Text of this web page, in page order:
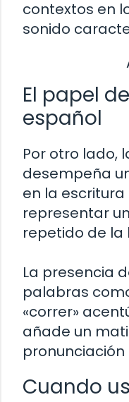
contextos en
sonido
El papel
español
Por otro lado,
desempeña
en la
representar
repetido de la
La presencia
palabras
«correr»
añade un
Cuando